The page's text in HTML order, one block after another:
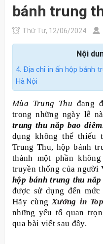
bánh trung
Thứ Tư, 12/06/2024
Nội
4. Địa chỉ in ấn hộp bánh
Hà Nội
Mùa Trung Thu đang
trong những ngày lễ
trung thu năp bao diêm
dụng không thể thiếu
Trung Thu, hộp bánh
thành một phần
truyền thống của người
hộp bánh trung thu nắp
được sử dụng đến
Hãy cùngXưởng in
những yếu tố quan
qua bài viết sau đây.